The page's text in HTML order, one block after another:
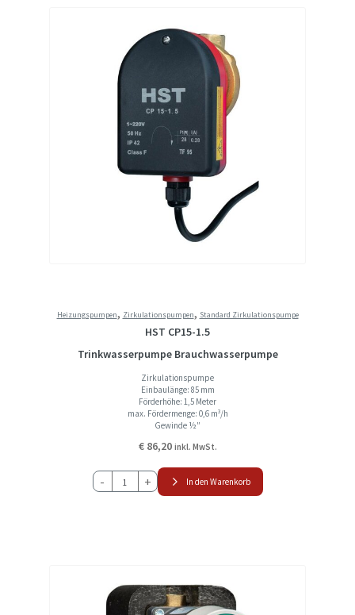
Heizungspumpen, Zirkulationspumpen, Standard Zirkulationspumpe
HST CP15-1.5
Trinkwasserpumpe Brauchwasserpumpe
Zirkulationspumpe
Einbaulänge: 85 mm
Förderhöhe: 1,5 Meter
max. Fördermenge: 0,6 m³/h
Gewinde ½″
€86,20 inkl. MwSt.
-
HST
CP15-
+ In den Warenkorb